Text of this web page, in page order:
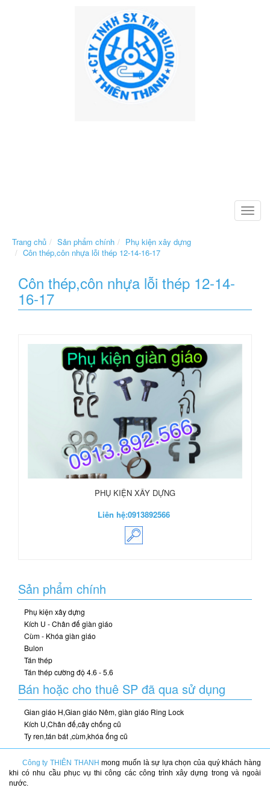
Toggle
Trang chủ
Sản phẩm chính
Phụ kiện xây dựng
Côn thép,côn nhựa lỗi thép 12-14-16-17
Côn thép,côn nhựa lỗi thép 12-14-
16-17
PHỤ KIỆN XÂY DỰNG
Liên hệ:0913892566
Sản phẩm chính
Phụ kiện xây dựng
Kích U - Chân đế giàn giáo
Cùm - Khóa giàn giáo
Bulon
Tán thép
Tán thép cường độ 4.6 - 5.6
Bán hoặc cho thuê SP đã qua sử dụng
Gian giáo H,Gian giáo Nêm, giàn giáo Ring Lock
Kích U,Chân đế,cây chống cũ
Ty ren,tán bát ,cùm,khóa ống cũ
Công ty THIÊN THANH mong muốn là sự lựa chọn của quý khách hàng
khi có nhu cầu phục vụ thi công các công trình xây dựng trong và ngoài
nước.